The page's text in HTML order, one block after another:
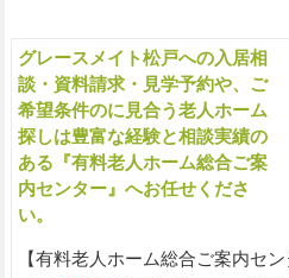
グレースメイト松戸への入居相
談・資料請求・見学予約や、ご
希望条件のに見合う老人ホーム
探しは豊富な経験と相談実績の
ある『有料老人ホーム総合ご案
内センター』へお任せくださ
い。
【有料老人ホーム総合ご案内セン